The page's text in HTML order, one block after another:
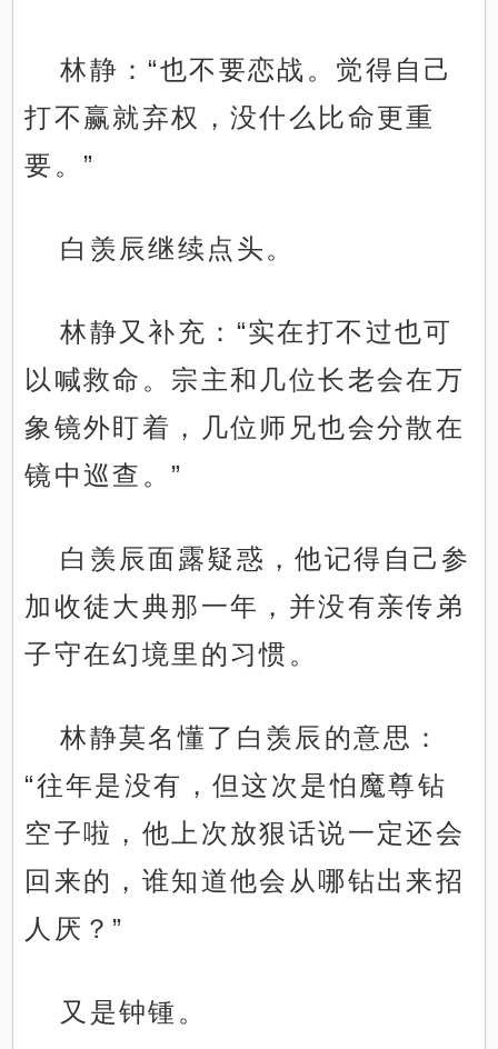
林静：“也不要恋战。觉得自己
打不赢就弃权，没什么比命更重
要。”
白羡辰继续点头。
林静又补充：“实在打不过也可
以喊救命。宗主和几位长老会在万
象镜外盯着，几位师兄也会分散在
镜中巡查。”
白羡辰面露疑惑，他记得自己参
加收徒大典那一年，并没有亲传弟
子守在幻境里的习惯。
林静莫名懂了白羡辰的意思：
“往年是没有，但这次是怕魔尊钻
空子啦，他上次放狠话说一定还会
回来的，谁知道他会从哪钻出来招
人厌？”
又是钟锺。